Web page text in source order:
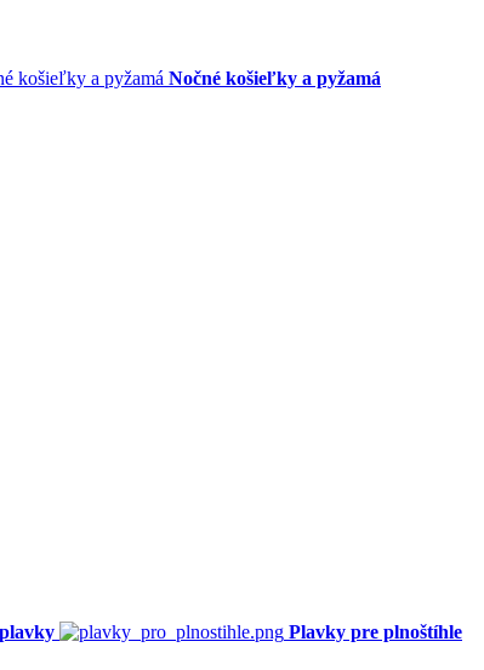
Nočné košieľky a pyžamá
Plavky pre plnoštíhle